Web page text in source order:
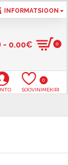
INFORMATSIOON
- 0.00€ 0
SOOVINIMEKIRI
0